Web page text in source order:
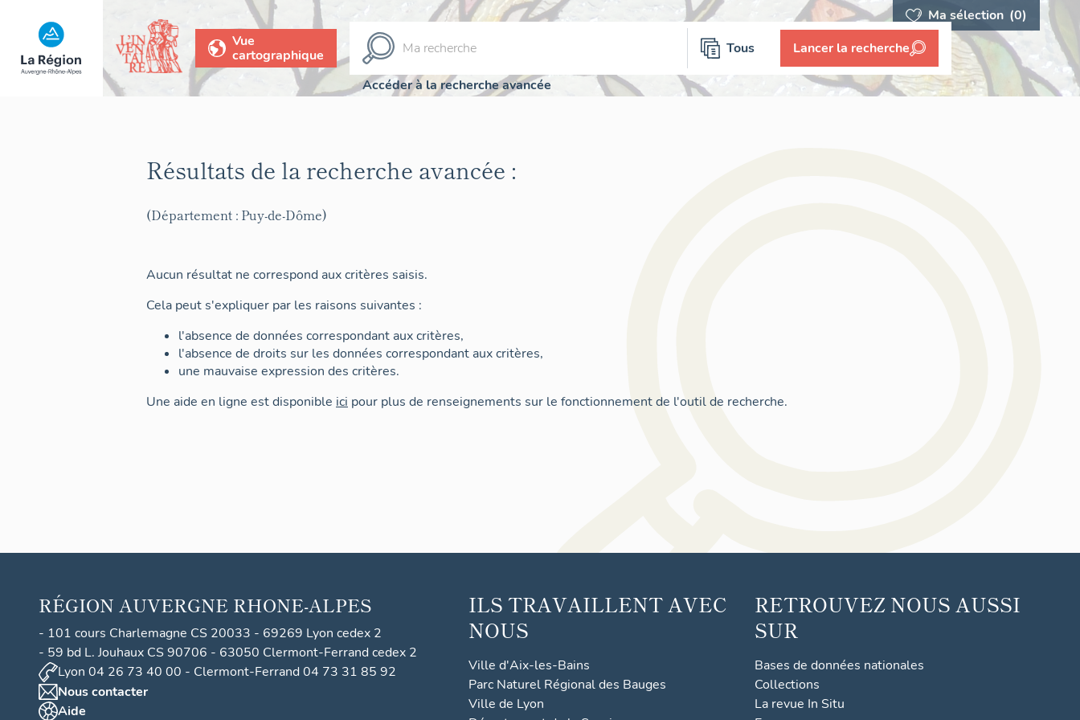
Ma sélection (0)
Vue
cartographique
Tous Lancer la recherche
Accéder à la recherche avancée
Résultats de la recherche avancée :
(Département : Puy-de-Dôme)
Aucun résultat ne correspond aux critères saisis.
Cela peut s'expliquer par les raisons suivantes :
l'absence de données correspondant aux critères,
l'absence de droits sur les données correspondant aux critères,
une mauvaise expression des critères.
Une aide en ligne est disponible ici pour plus de renseignements sur le fonctionnement de l'outil de recherche.
RÉGION AUVERGNE RHONE-ALPES
- 101 cours Charlemagne CS 20033 - 69269 Lyon cedex 2
- 59 bd L. Jouhaux CS 90706 - 63050 Clermont-Ferrand cedex 2
Lyon 04 26 73 40 00 - Clermont-Ferrand 04 73 31 85 92
Nous contacter
Aide
ILS TRAVAILLENT AVEC
NOUS
Ville d'Aix-les-Bains
Parc Naturel Régional des Bauges
Ville de Lyon
RETROUVEZ NOUS AUSSI
SUR
Bases de données nationales
Collections
La revue In Situ